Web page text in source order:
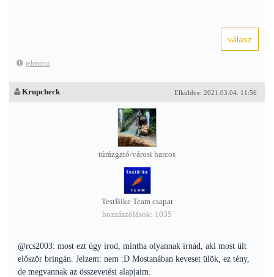
jelentem
Elküldve: 2021.03.04. 11:56
Krupcheck
túrázgató/városi harcos
TestBike Team csapat
hozzászólások: 1035
@rcs2003: most ezt úgy írod, mintha olyannak írnád, aki most ült
először bringán. Jelzem: nem :D Mostanában keveset ülök, ez tény,
de megvannak az összevetési alapjaim.